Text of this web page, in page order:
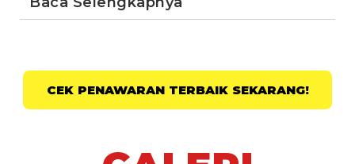
CEK PENAWARAN TERBAIK SEKARANG!